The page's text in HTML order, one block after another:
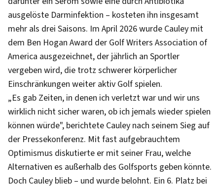
ausgelöste Darminfektion – kosteten ihn insgesamt
mehr als drei Saisons. Im April 2026 wurde Cauley mit
dem Ben Hogan Award der Golf Writers Association of
America ausgezeichnet, der jährlich an Sportler
vergeben wird, die trotz schwerer körperlicher
Einschränkungen weiter aktiv Golf spielen.
„Es gab Zeiten, in denen ich verletzt war und wir uns
wirklich nicht sicher waren, ob ich jemals wieder spielen
können würde", berichtete Cauley nach seinem Sieg auf
der Pressekonferenz. Mit fast aufgebrauchtem
Optimismus diskutierte er mit seiner Frau, welche
Alternativen es außerhalb des Golfsports geben könnte.
Doch Cauley blieb – und wurde belohnt. Ein 6. Platz bei